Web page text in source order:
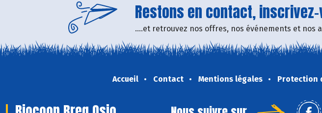
Restons en contact,
....et retrouvez nos offres, nos événements et nos
Accueil Contact Mentions légales Protection